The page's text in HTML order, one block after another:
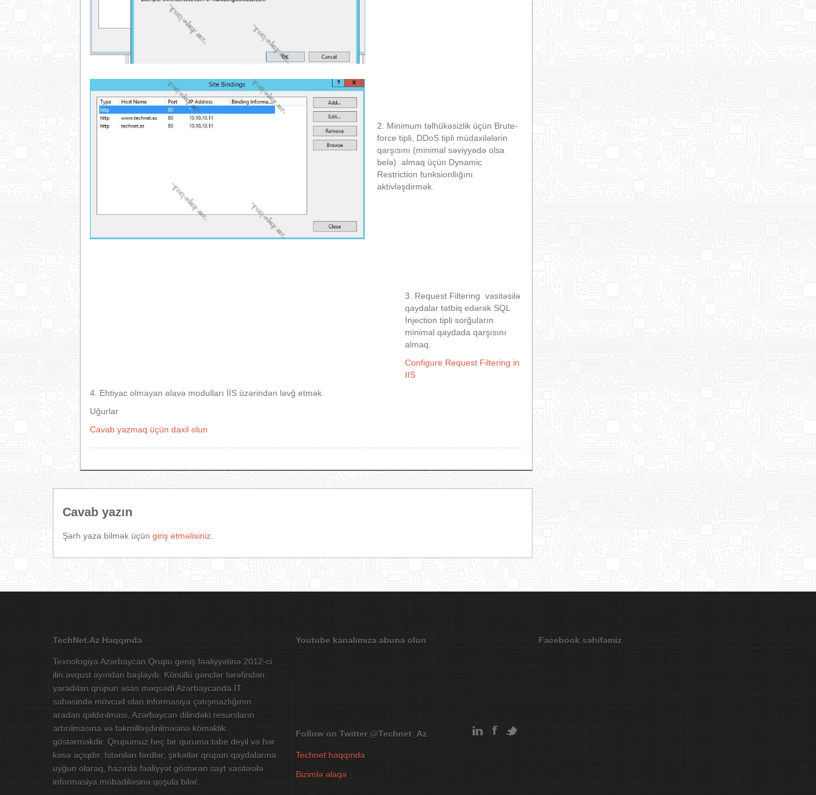
2. Minimum təlhükəsizlik üçün Brute-
force tipli, DDoS tipli müdaxilələrin
qarşısını (minimal səviyyədə olsa
belə) almaq üçün Dynamic
Restriction funksionllığını
aktivləşdirmək.
3. Request Filtering vasitəsilə
qaydalar tətbiq edərək SQL
İnjection tipli sorğuların
minimal qaydada qarşısını
almaq.
Configure Request Filtering in
IIS
4. Ehtiyac olmayan əlavə modulları İİS üzərindən ləvğ etmək.
Uğurlar
Cavab yazmaq üçün daxil olun
Cavab yazın
Şərh yaza bilmək üçün giriş etməlisiniz
TechNet.Az Haqqında
Texnologiya Azərbaycan Qrupu geniş fəaliyyətinə 2012-ci
ilin avqust ayından başlayıb. Könüllü gənclər tərəfindən
yaradılan qrupun əsas məqsədi Azərbaycanda İT
sahəsində mövcud olan informasiya çatışmazlığının
aradan qaldırılması, Azərbaycan dilindəki resursların
artırılmasına və təkmilləşdirilməsinə köməklik
göstərməkdir. Qrupumuz heç bir quruma tabe deyil və hər
kəsə açıqdır. İstənilən fərdlər, şirkətlər qrupun qaydalarına
uyğun olaraq, hazırda fəaliyyət göstərən sayt vasitəsilə
informasiya mübadiləsinə qoşula bilər.
Youtube kanalımıza abunə olun
Follow on Twitter @Technet_Az
Technet haqqında
Bizimlə əlaqə
Facebook səhifəmiz